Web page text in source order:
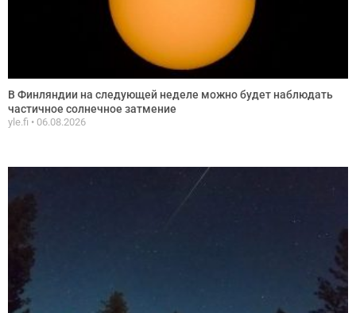
В Финляндии на следующей неделе можно будет наблюдать
частичное солнечное затмение
yle.fi 06.08.2026